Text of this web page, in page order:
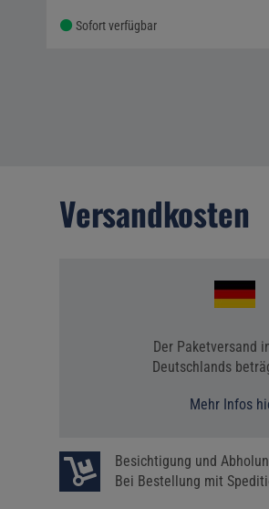
Sofort verfügbar
Versandkosten
Der Paketversand
Deutschlands
Mehr Infos
Besichtigung und
Bei Bestellung mit